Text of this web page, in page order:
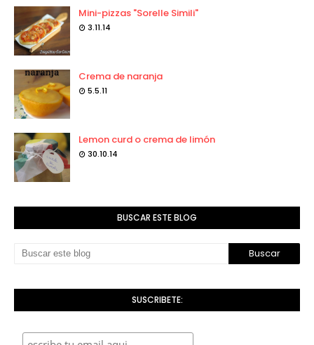
Mini-pizzas "Sorelle Simili"
3.11.14
Crema de naranja
5.5.11
Lemon curd o crema de limón
30.10.14
BUSCAR ESTE BLOG
SUSCRIBETE: